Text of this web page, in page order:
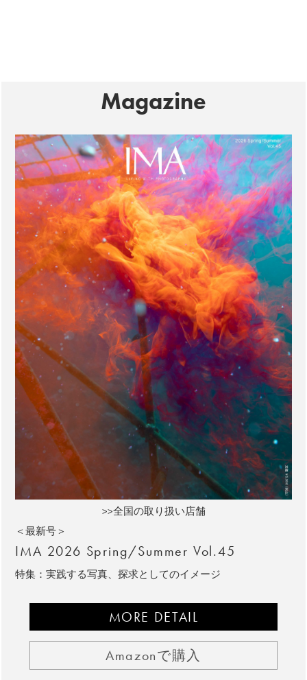
Magazine
>>全国の取り扱い店舗
＜最新号＞
IMA 2026 Spring/Summer Vol.45
特集：実践する写真、探求としてのイメージ
MORE DETAIL
Amazonで購入